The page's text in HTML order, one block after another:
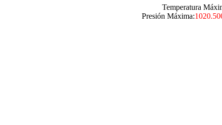
Temperatura
Presión Máxima: